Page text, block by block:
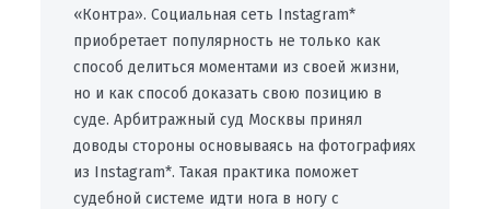
«Контра». Социальная сеть Instagram*
приобретает популярность не только как
способ делиться моментами из своей жизни,
но и как способ доказать свою позицию в
суде. Арбитражный суд Москвы принял
доводы стороны основываясь на фотографиях
из Instagram*. Такая практика поможет
судебной системе идти нога в ногу с